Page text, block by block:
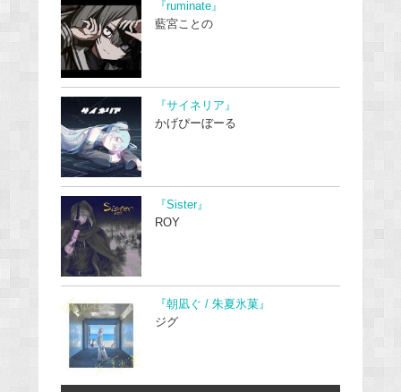
『ruminate』
藍宮ことの
『サイネリア』
かげぴーぼーる
『Sister』
ROY
『朝凪ぐ / 朱夏氷菓』
ジグ